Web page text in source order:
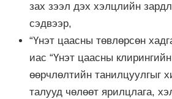
зах зээл дэх хэлцлийн
сэдвээр,
“Үнэт цаасны төвлөрсөн
иас “Үнэт цаасны
өөрчлөлтийн танилцуулгыг
талууд чөлөөт ярилцлага,